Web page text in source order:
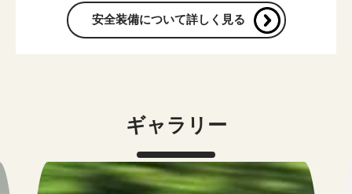
安全装備について詳しく見る
ギャラリー